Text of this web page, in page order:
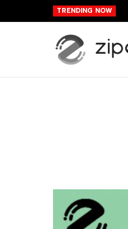
TRENDING NOW